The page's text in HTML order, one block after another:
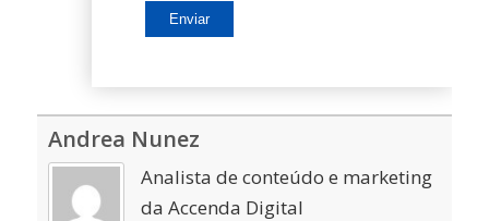
Andrea Nunez
Analista de conteúdo e marketing
da Accenda Digital